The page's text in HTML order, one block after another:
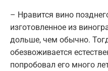
– Нравится вино
изготовленное из
дольше, чем обычно.
обезвоживается
попробовал его много